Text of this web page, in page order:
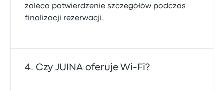
zaleca potwierdzenie szczegółów podczas
finalizacji rezerwacji.
Czy JUINA oferuje Wi-Fi?